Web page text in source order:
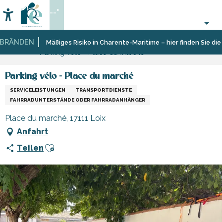
au
contenu
principal
Mäßiges Risiko in Charente-Maritime – hier finden Sie die
Accessibilité
Suche
--°
Startseite
Sich
GeschäfteGeschäfte
Parking vélo - Place du marché
SERVICELEISTUNGEN
TRANSPORTDIENSTE
FAHRRADUNTERSTÄNDE ODER FAHRRADANHÄNGER
Place du marché, 17111 Loix
Anfahrt
Teilen Ajouter aux favoris